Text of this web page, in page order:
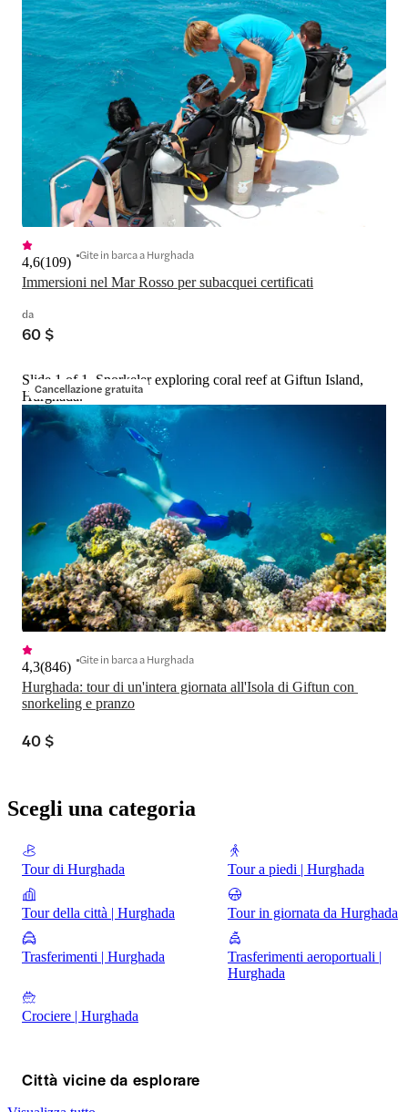
Immersioni nel Mar Rosso per subacquei certificati
4,6(109) Gite in barca a Hurghada
da
60 $
Cancellazione gratuita
Slide 1 of 1, Snorkeler exploring coral reef at Giftun Island,
Hurghada.
Hurghada: tour di un'intera giornata all'Isola di Giftun con
snorkeling e pranzo
4,3(846) Gite in barca a Hurghada
40 $
Scegli una categoria
Tour di Hurghada Tour a piedi | Hurghada
Tour della città | Hurghada Tour in giornata da Hurghada
Trasferimenti | Hurghada
Trasferimenti aeroportuali |
Hurghada
Crociere | Hurghada
Città vicine da esplorare